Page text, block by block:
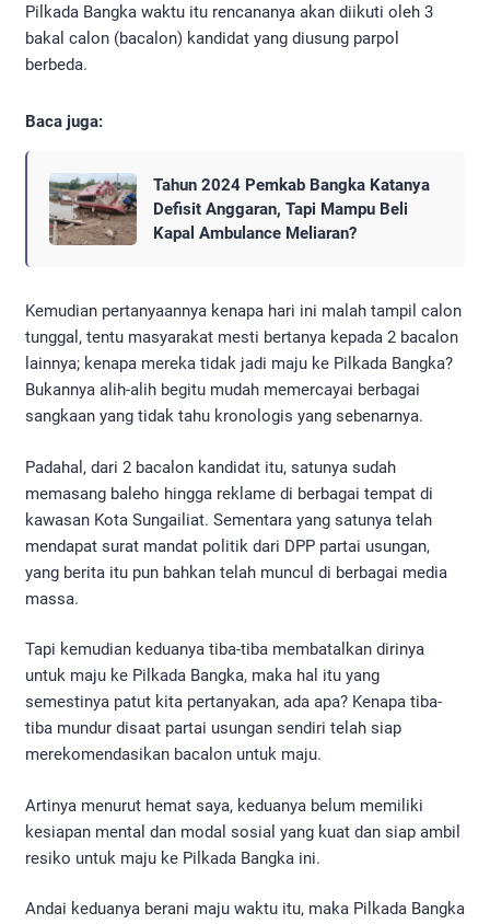
Pilkada Bangka waktu itu rencananya akan diikuti oleh 3
bakal calon (bacalon) kandidat yang diusung parpol
berbeda.
Baca juga:
Tahun 2024 Pemkab Bangka Katanya
Defisit Anggaran, Tapi Mampu Beli
Kapal Ambulance Meliaran?
Kemudian pertanyaannya kenapa hari ini malah tampil calon
tunggal, tentu masyarakat mesti bertanya kepada 2 bacalon
lainnya; kenapa mereka tidak jadi maju ke Pilkada Bangka?
Bukannya alih-alih begitu mudah memercayai berbagai
sangkaan yang tidak tahu kronologis yang sebenarnya.
Padahal, dari 2 bacalon kandidat itu, satunya sudah
memasang baleho hingga reklame di berbagai tempat di
kawasan Kota Sungailiat. Sementara yang satunya telah
mendapat surat mandat politik dari DPP partai usungan,
yang berita itu pun bahkan telah muncul di berbagai media
massa.
Tapi kemudian keduanya tiba-tiba membatalkan dirinya
untuk maju ke Pilkada Bangka, maka hal itu yang
semestinya patut kita pertanyakan, ada apa? Kenapa tiba-
tiba mundur disaat partai usungan sendiri telah siap
merekomendasikan bacalon untuk maju.
Artinya menurut hemat saya, keduanya belum memiliki
kesiapan mental dan modal sosial yang kuat dan siap ambil
resiko untuk maju ke Pilkada Bangka ini.
Andai keduanya berani maju waktu itu, maka Pilkada Bangka